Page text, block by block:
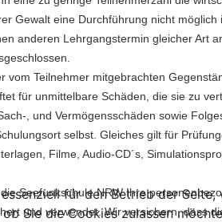
Gewalt eine Durchführung nicht
anderen Lehrgangstermin gleicher Art
vom Teilnehmer mitgebrachten
für unmittelbare Schäden, die sie zu
, und Vermögensschäden sowie
selbst. Gleiches gilt für
Filme, Audio-CD´s,
Seefunkschule NRW Ihre
und verwendet. Wir versichern, dass
für den Betrieb der
Sie die Cookies zulassen